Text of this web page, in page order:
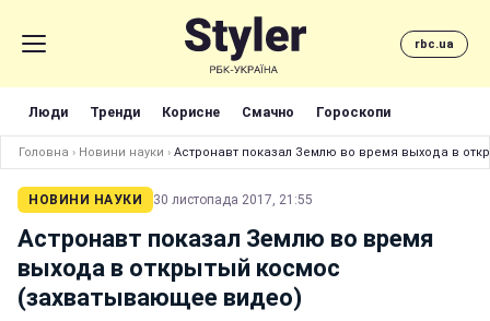
rbc.ua
Люди Тренди Корисне Смачно Гороскопи
Головна › Новини науки › Астронавт показал Землю во время выхода в
НОВИНИ НАУКИ 30 листопада 2017, 21:55
Астронавт показал Землю во время
выхода в открытый космос
(захватывающее видео)